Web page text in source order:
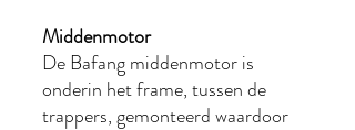
Middenmotor
De Bafang middenmotor is
onderin het frame, tussen de
trappers, gemonteerd waardoor